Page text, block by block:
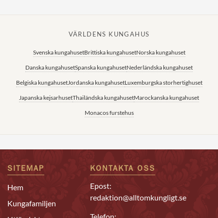
VÄRLDENS KUNGAHUS
Svenska kungahusetBrittiska kungahusetNorska kungahuset
Danska kungahusetSpanska kungahusetNederländska kungahuset
Belgiska kungahusetJordanska kungahusetLuxemburgska storhertighuset
Japanska kejsarhusetThailändska kungahusetMarockanska kungahuset
Monacos furstehus
SITEMAP
Hem
Kungafamiljen
KONTAKTA OSS
Epost:
redaktion@alltomkungligt.se